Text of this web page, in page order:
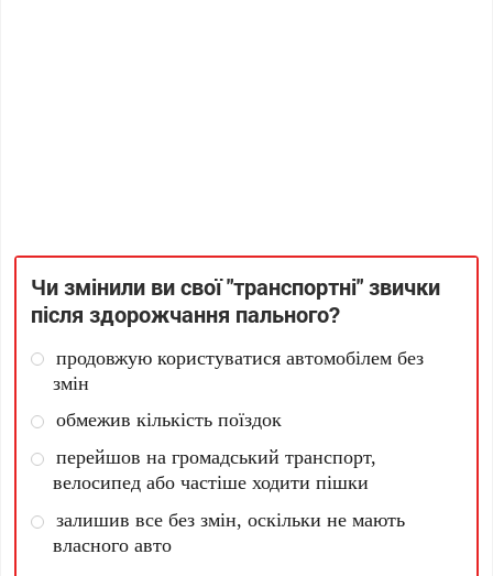
Чи змінили ви свої "транспортні" звички
після здорожчання пального?
продовжую користуватися автомобілем без
змін
обмежив кількість поїздок
перейшов на громадський транспорт,
велосипед або частіше ходити пішки
залишив все без змін, оскільки не мають
власного авто